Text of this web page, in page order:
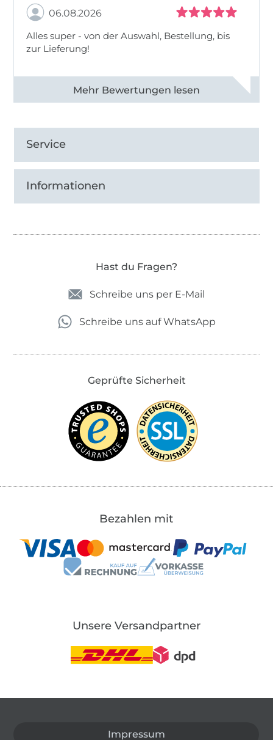
06.08.2026
Alles super - von der Auswahl, Bestellung, bis
zur Lieferung!
Alle 82968 Bewertungen ansehen
Service
Informationen
Hast du Fragen?
Schreibe uns per E-Mail
Schreibe uns auf WhatsApp
Geprüfte Sicherheit
Bezahlen mit
Unsere Versandpartner
Impressum